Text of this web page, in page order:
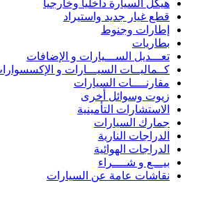
هيكل السيارة داخليا وخارجيا
قطع غيار جديد واستيراد
إطارات وجنوط
بطاريات
تعـــديل الســـيارات و الإضافات
كــماليــات السيـــارات و
مقارنــــات السيارات
زيوت وسوائل أخرى
الاستشارات التأمينية
جمارك السيارات
الدراجات النارية
الدراجات الهوائية
بيـــع و شــــراء
نقاشات عامة عن السيارات